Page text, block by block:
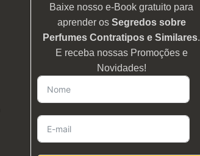
Baixe nosso e-Book gratuito para
aprender os Segredos sobre
Perfumes Contratipos e Similares.
E receba nossas Promoções e
Novidades!